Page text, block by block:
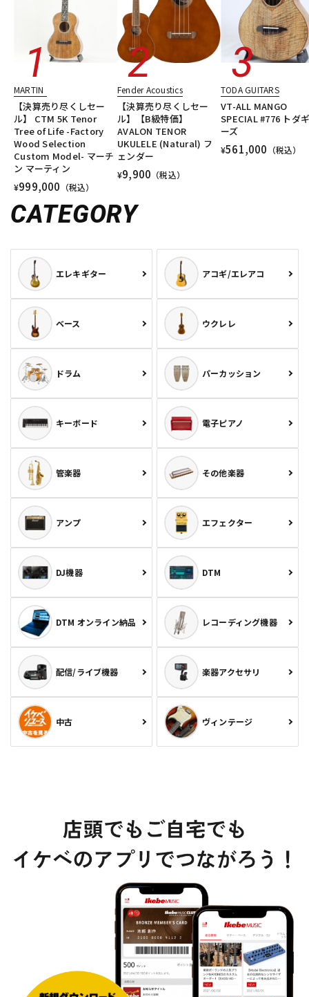
MARTIN
【決算売り尽くしセー
ル】 CTM 5K Tenor
Tree of Life -Factory
Wood Selection
Custom Model- マーチ
ン マーティン
¥999,000 （税込）
Fender Acoustics
【決算売り尽くしセー
ル】【B級特価】
AVALON TENOR
UKULELE (Natural) フ
ェンダー
¥9,900 （税込）
TODA GUITARS
VT-ALL MANGO
SPECIAL #776 トダ
ーズ
¥561,000 （税込）
CATEGORY
エレキギター アコギ/エレアコ
ベース ウクレレ
ドラム パーカッション
キーボード 電子ピアノ
管楽器 その他楽器
アンプ エフェクター
DJ機器 DTM
DTM オンライン納品 レコーディング機器
配信/ライブ機器 楽器アクセサリ
中古 ヴィンテージ